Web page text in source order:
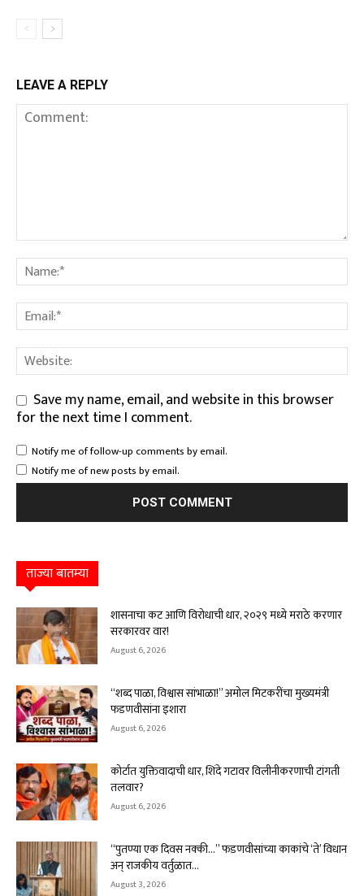
LEAVE A REPLY
Save my name, email, and website in this browser
for the next time I comment.
Notify me of follow-up comments by email.
Notify me of new posts by email.
ताज्या बातम्या
शासनाचा कट आणि विरोधाची धार, २०२९ मध्ये मराठे करणार
सरकारवर वार!
August 6, 2026
“शब्द पाळा, विश्वास सांभाळा!” अमोल मिटकरींचा मुख्यमंत्री
फडणवीसांना इशारा
August 6, 2026
कोर्टात युक्तिवादाची धार, शिंदे गटावर विलीनीकरणाची टांगती
तलवार?
August 6, 2026
“पुतण्या एक दिवस नक्की…” फडणवीसांच्या काकांचे ‘ते’ विधान
अन् राजकीय वर्तुळात...
August 3, 2026